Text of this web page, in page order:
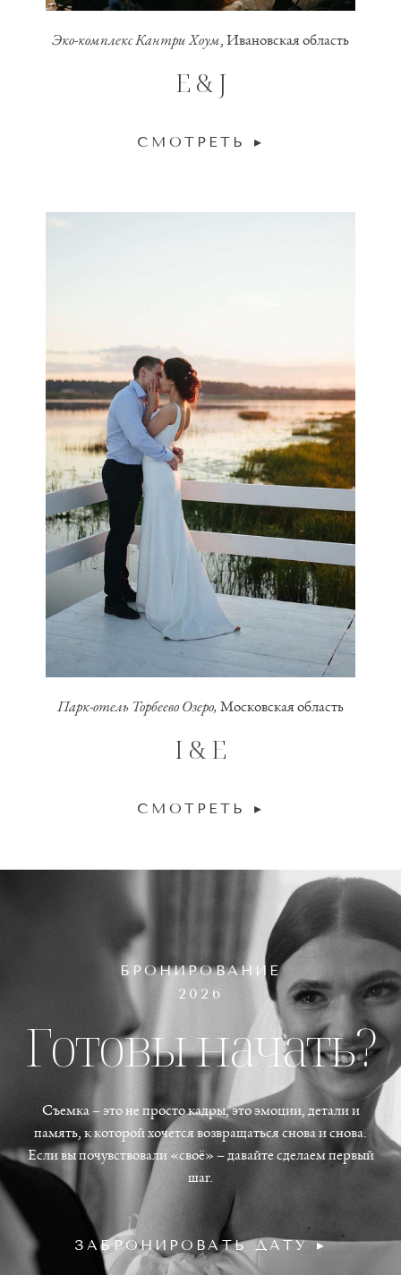
Эко-комплекс Кантри Хоум , Ивановская область
E & J
СМОТРЕТЬ ▸
Парк-отель Торбеево Озеро, Московская область
I & E
СМОТРЕТЬ ▸
БРОНИРОВАНИЕ
2026
Готовы начать?
Съемка – это не просто кадры, это эмоции, детали и
память, к которой хочется возвращаться снова и снова.
Если вы почувствовали «своё» – давайте сделаем первый
шаг.
ЗАБРОНИРОВАТЬ ДАТУ ▸